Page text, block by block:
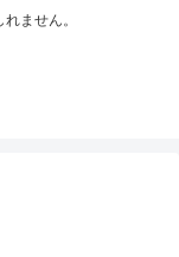
ません。